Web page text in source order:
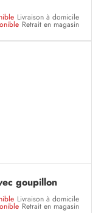
Livraison à domicile
Retrait en magasin
goupillon
Livraison à domicile
Retrait en magasin